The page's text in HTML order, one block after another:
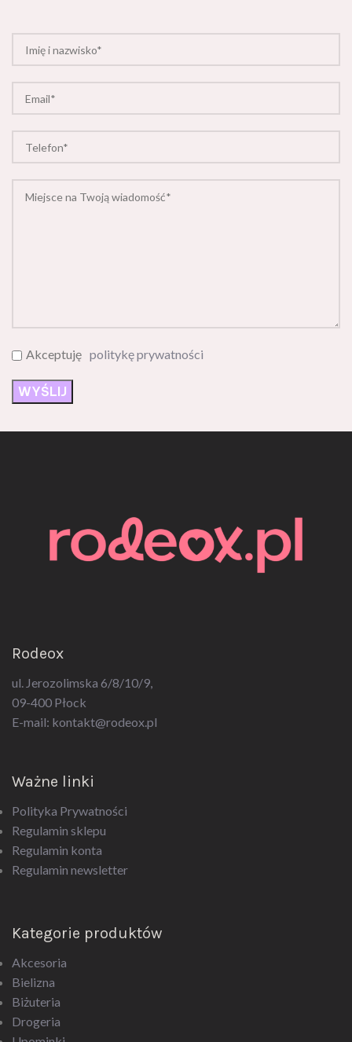
Akceptuję politykę prywatności
Rodeox
ul. Jerozolimska 6/8/10/9,
09-400 Płock
E-mail: kontakt@rodeox.pl
Ważne linki
Polityka Prywatności
Regulamin sklepu
Regulamin konta
Regulamin newsletter
Kategorie produktów
Akcesoria
Bielizna
Biżuteria
Drogeria
Upominki